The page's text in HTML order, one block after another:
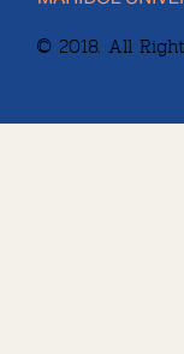
© 2018. All